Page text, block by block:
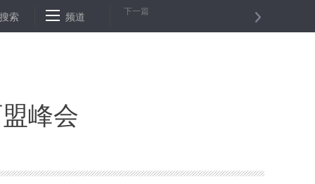
法总理宣布将修改法律加大打击暴力分子力度 “鲁渝协作”助力武
搜索 频道 下一篇
峰会